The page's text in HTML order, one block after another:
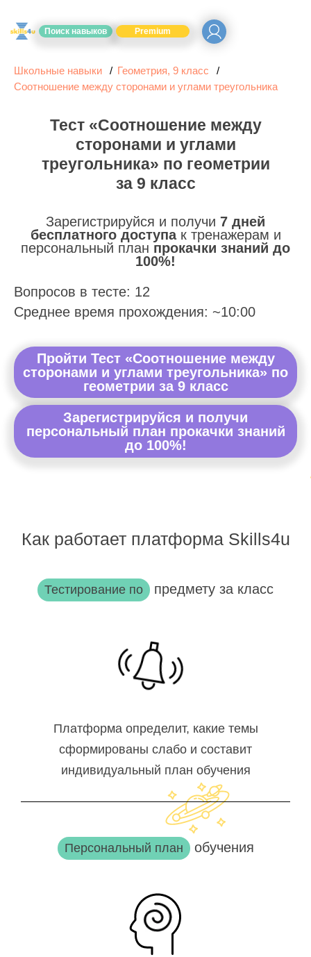
Поиск навыков Premium
Школьные навыки
Геометрия, 9 класс
Соотношение между сторонами и углами треугольника
Тест «Соотношение между
сторонами и углами
треугольника» по геометрии
за 9 класс
Зарегистрируйся и получи 7 дней
бесплатного доступак тренажерам и
персональный план прокачки знаний до
100%!
Вопросов в тесте: 12
Среднее время прохождения: ~10:00
Пройти Тест «Соотношение между
сторонами и углами треугольника» по
геометрии за 9 класс
Зарегистрируйся и получи
персональный план прокачки знаний
до 100%!
Как работает платформа Skills4u
Тестирование по предмету за класс
Платформа определит, какие темы
сформированы слабо и составит
индивидуальный план обучения
Персональный план обучения